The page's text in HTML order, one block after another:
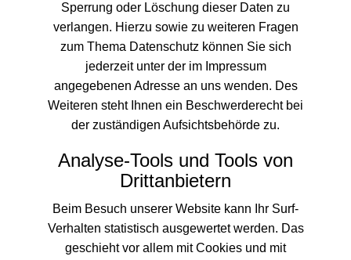
Sperrung oder Löschung dieser Daten zu
verlangen. Hierzu sowie zu weiteren Fragen
zum Thema Datenschutz können Sie sich
jederzeit unter der im Impressum
angegebenen Adresse an uns wenden. Des
Weiteren steht Ihnen ein Beschwerderecht bei
der zuständigen Aufsichtsbehörde zu.
Analyse-Tools und Tools von
Drittanbietern
Beim Besuch unserer Website kann Ihr Surf-
Verhalten statistisch ausgewertet werden. Das
geschieht vor allem mit Cookies und mit